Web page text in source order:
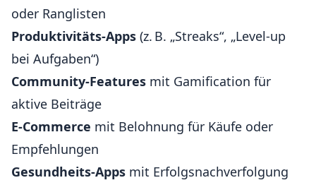
oder Ranglisten
Produktivitäts-Apps (z. B. „Streaks“, „Level-up
bei Aufgaben“)
Community-Features mit Gamification für
aktive Beiträge
E-Commerce mit Belohnung für Käufe oder
Empfehlungen
Gesundheits-Apps mit Erfolgsnachverfolgung